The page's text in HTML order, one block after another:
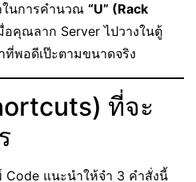
นการคำนวณ “U” (Rack
อคุณลาก Server ไปวางในตู้
ที่พอดีเป๊ะตามขนาดจริง
ที่จะ
Code แนะนำให้จำ 3 คำสั่งนี้